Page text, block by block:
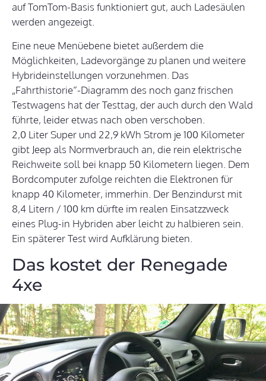
auf TomTom-Basis funktioniert gut, auch Ladesäulen
werden angezeigt.
Eine neue Menüebene bietet außerdem die
Möglichkeiten, Ladevorgänge zu planen und weitere
Hybrideinstellungen vorzunehmen. Das
„Fahrthistorie“-Diagramm des noch ganz frischen
Testwagens hat der Testtag, der auch durch den Wald
führte, leider etwas nach oben verschoben.
2,0 Liter Super und 22,9 kWh Strom je 100 Kilometer
gibt Jeep als Normverbrauch an, die rein elektrische
Reichweite soll bei knapp 50 Kilometern liegen. Dem
Bordcomputer zufolge reichten die Elektronen für
knapp 40 Kilometer, immerhin. Der Benzindurst mit
8,4 Litern / 100 km dürfte im realen Einsatzzweck
eines Plug-in Hybriden aber leicht zu halbieren sein.
Ein späterer Test wird Aufklärung bieten.
Das kostet der Renegade
4xe